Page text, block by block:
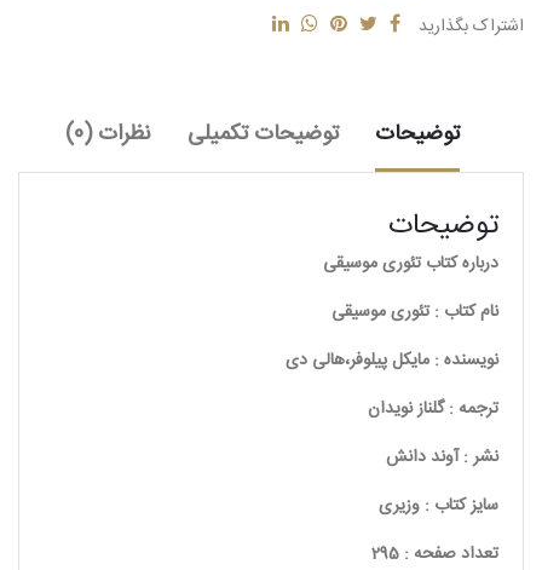
اشتراک بگذارید
توضیحات توضیحات تکمیلی نظرات (0)
توضیحات
درباره کتاب تئوری موسیقی
نام کتاب : تئوری موسیقی
نویسنده : مایکل پیلوفر،هالی دی
ترجمه : گلناز نویدان
نشر : آوند دانش
سایز کتاب : وزیری
تعداد صفحه : 295